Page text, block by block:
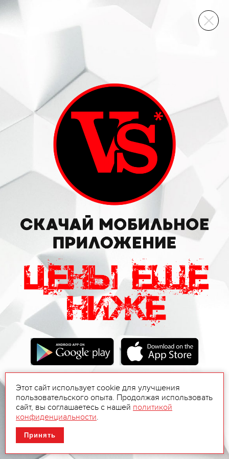
ВИННЫЙ СКЛАД
Этот сайт использует cookie для улучшения
пользовательского опыта. Продолжая использовать
сайт, вы соглашаетесь с нашей политикой
конфиденциальности.
Принять